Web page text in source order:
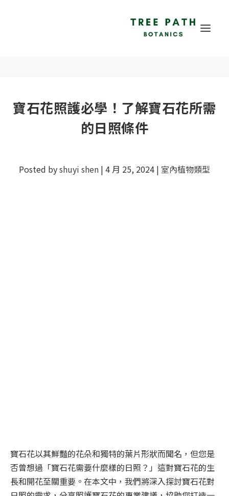
寶石花照護必學！了解寶石花所需
的日照條件
Posted byshuyi shen | 4 月 25, 2024 | 室內植物類型
寶石花以其鮮豔的花朵和獨特的葉片形狀而聞名，但您是
否曾想過「寶石花需要什麼樣的日照？」這對寶石花的生
長和開花至關重要。在本文中，我們將深入探討寶石花對